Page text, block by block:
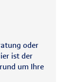
oder
ist der
um Ihre